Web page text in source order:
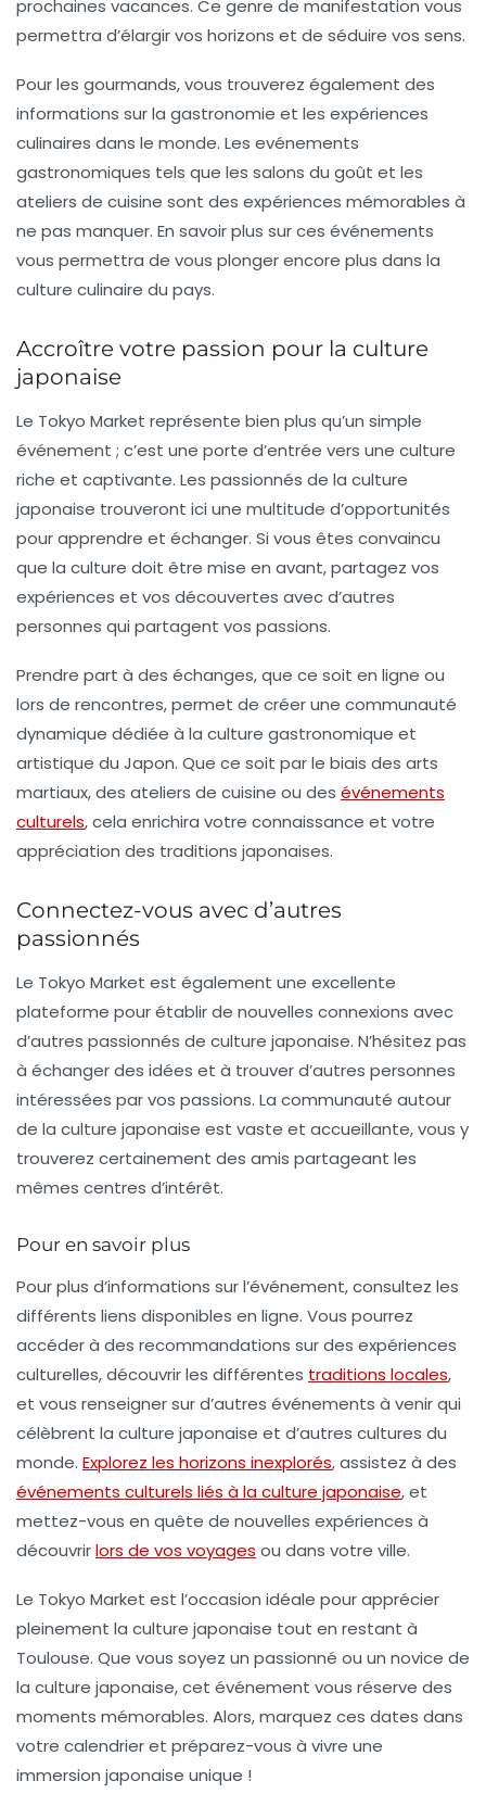
prochaines vacances. Ce genre de manifestation vous
permettra d’élargir vos horizons et de séduire vos sens.
Pour les gourmands, vous trouverez également des
informations sur la gastronomie et les expériences
culinaires dans le monde. Les evénements
gastronomiques tels que les salons du goût et les
ateliers de cuisine sont des expériences mémorables à
ne pas manquer. En savoir plus sur ces événements
vous permettra de vous plonger encore plus dans la
culture culinaire du pays.
Accroître votre passion pour la culture
japonaise
Le Tokyo Market représente bien plus qu’un simple
événement ; c’est une porte d’entrée vers une culture
riche et captivante. Les passionnés de la culture
japonaise trouveront ici une multitude d’opportunités
pour apprendre et échanger. Si vous êtes convaincu
que la culture doit être mise en avant, partagez vos
expériences et vos découvertes avec d’autres
personnes qui partagent vos passions.
Prendre part à des échanges, que ce soit en ligne ou
lors de rencontres, permet de créer une communauté
dynamique dédiée à la culture gastronomique et
artistique du Japon. Que ce soit par le biais des arts
martiaux, des ateliers de cuisine ou des événements
culturels, cela enrichira votre connaissance et votre
appréciation des traditions japonaises.
Connectez-vous avec d’autres
passionnés
Le Tokyo Market est également une excellente
plateforme pour établir de nouvelles connexions avec
d’autres passionnés de culture japonaise. N’hésitez pas
à échanger des idées et à trouver d’autres personnes
intéressées par vos passions. La communauté autour
de la culture japonaise est vaste et accueillante, vous y
trouverez certainement des amis partageant les
mêmes centres d’intérêt.
Pour en savoir plus
Pour plus d’informations sur l’événement, consultez les
différents liens disponibles en ligne. Vous pourrez
accéder à des recommandations sur des expériences
culturelles, découvrir les différentes traditions locales,
et vous renseigner sur d’autres événements à venirqui
célèbrent la culture japonaise et d’autres cultures du
monde. Explorez les horizons inexplorés, assistez à des
événements culturels liés à la culture japonaise, et
mettez-vous en quête de nouvelles expériences à
découvrirlors de vos voyages ou dans votre ville.
Le Tokyo Market est l’occasion idéale pour apprécier
pleinement la culture japonaise tout en restant à
Toulouse. Que vous soyez un passionné ou un novice de
la culture japonaise, cet événement vous réserve des
moments mémorables. Alors, marquez ces dates dans
votre calendrier et préparez-vous à vivre une
immersion japonaise unique !